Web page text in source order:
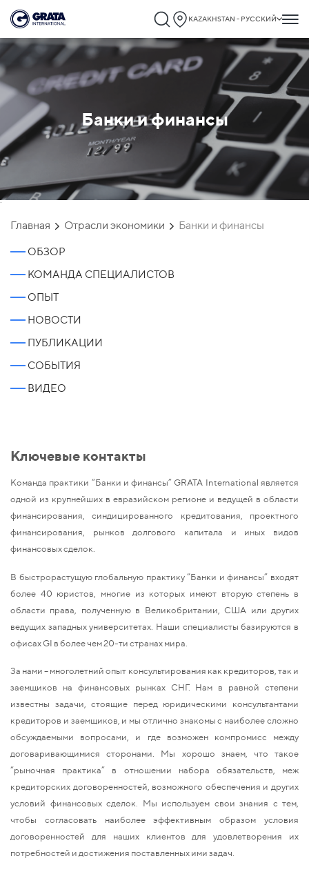
KAZAKHSTAN - РУССКИЙ
Банки и финансы
`
Главная Отрасли экономики Банки и финансы
ОБЗОР
КОМАНДА СПЕЦИАЛИСТОВ
ОПЫТ
НОВОСТИ
ПУБЛИКАЦИИ
СОБЫТИЯ
ВИДЕО
Ключевые контакты
Команда практики “Банки и финансы” GRATA International является
одной из крупнейших в евразийском регионе и ведущей в области
финансирования, синдицированного кредитования, проектного
финансирования, рынков долгового капитала и иных видов
финансовых сделок.
В быстрорастущую глобальную практику “Банки и финансы” входят
более 40 юристов, многие из которых имеют вторую степень в
области права, полученную в Великобритании, США или других
ведущих западных университетах. Наши специалисты базируются в
офисах GI в более чем 20-ти странах мира.
За нами – многолетний опыт консультирования как кредиторов, так и
заемщиков на финансовых рынках СНГ. Нам в равной степени
известны задачи, стоящие перед юридическими консультантами
кредиторов и заемщиков, и мы отлично знакомы с наиболее сложно
обсуждаемыми вопросами, и где возможен компромисс между
договаривающимися сторонами. Мы хорошо знаем, что такое
“рыночная практика” в отношении набора обязательств, меж
кредиторских договоренностей, возможного обеспечения и других
условий финансовых сделок. Мы используем свои знания с тем,
чтобы согласовать наиболее эффективным образом условия
договоренностей для наших клиентов для удовлетворения их
потребностей и достижения поставленных ими задач.